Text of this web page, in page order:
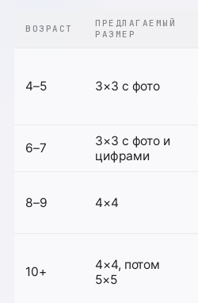
ВОЗРАСТ
ПРЕДЛАГАЕМЫЙ
РАЗМЕР
4–5 3×3 с фото
6–7
3×3 с фото и
цифрами
8–9 4×4
10+
4×4, потом
5×5